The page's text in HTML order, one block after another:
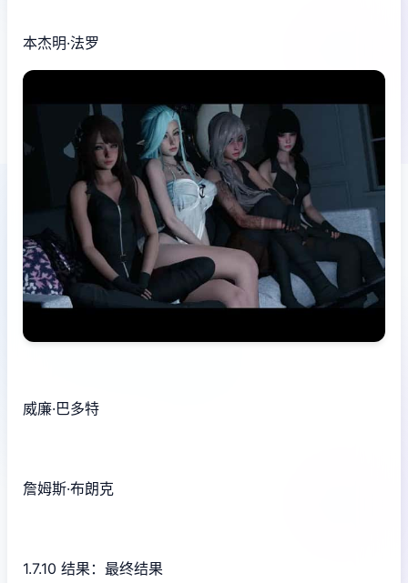
本杰明·法罗
威廉·巴多特
詹姆斯·布朗克
1.7.10 结果：最终结果